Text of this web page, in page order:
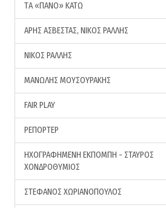
ΤA «ΠΑΝΟ» ΚΑΤΩ
ΑΡΗΣ ΑΣΒΕΣΤΑΣ, ΝΙΚΟΣ ΡΑΛΛΗΣ
ΝΙΚΟΣ ΡΑΛΛΗΣ
ΜΑΝΩΛΗΣ ΜΟΥΣΟΥΡΑΚΗΣ
FAIR PLAY
ΡΕΠΟΡΤΕΡ
ΗΧΟΓΡΑΦΗΜΕΝΗ ΕΚΠΟΜΠΗ - ΣΤΑΥΡΟΣ
ΧΟΝΔΡΟΘΥΜΙΟΣ
ΣΤΕΦΑΝΟΣ ΧΩΡΙΑΝΟΠΟΥΛΟΣ